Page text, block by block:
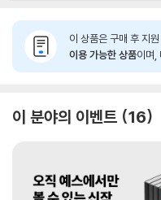
이 상품은 구매 후 지
이용 가능한 상품이며,
이 분야의 이벤트 16